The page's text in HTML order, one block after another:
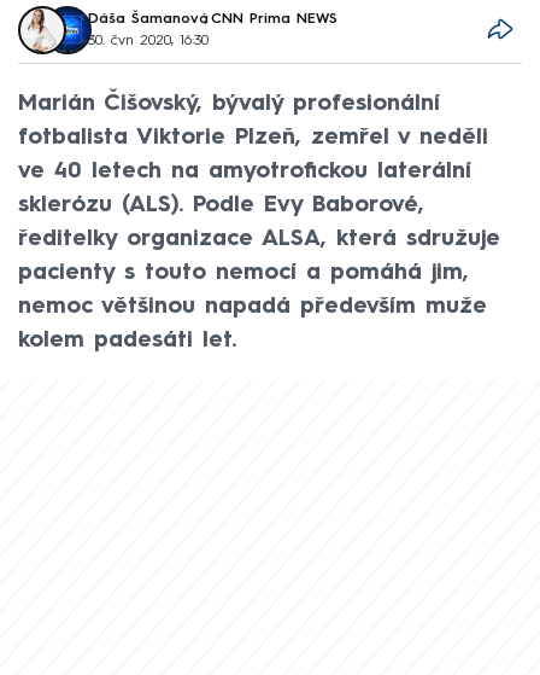
Dáša Šamanová, CNN Prima NEWS
30. čvn 2020, 16:30
Marián Čišovský, bývalý profesionální
fotbalista Viktorie Plzeň, zemřel v neděli
ve 40 letech na amyotrofickou laterální
sklerózu (ALS). Podle Evy Baborové,
ředitelky organizace ALSA, která sdružuje
pacienty s touto nemocí a pomáhá jim,
nemoc většinou napadá především muže
kolem padesáti let.